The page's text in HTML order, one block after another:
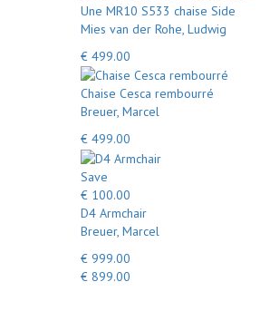
Une MR10 S533 chaise Side
Mies van der Rohe, Ludwig
€ 499.00
Chaise Cesca rembourré
Breuer, Marcel
€ 499.00
Save
€ 100.00
D4 Armchair
Breuer, Marcel
€ 999.00
€ 899.00